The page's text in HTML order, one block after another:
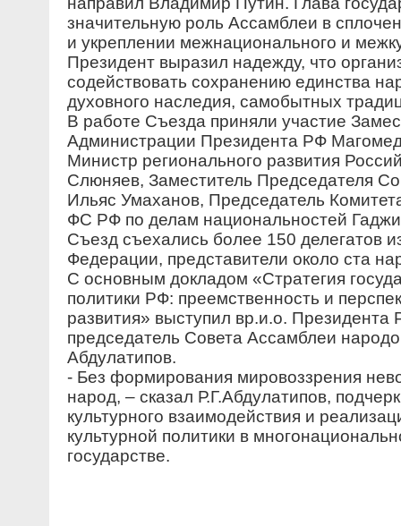
значительную роль Ассамблеи в
и укреплении межнационального и
Президент выразил надежду, что
содействовать сохранению единства
духовного наследия, самобытных
В работе Съезда приняли участие
Администрации Президента РФ
Министр регионального развития
Слюняев, Заместитель Председателя
Ильяс Умаханов, Председатель
ФС РФ по делам национальностей
Съезд съехались более 150 делегатов
Федерации, представители около ста
С основным докладом «Стратегия
политики РФ: преемственность и
развития» выступил вр.и.о. Президента
председатель Совета Ассамблеи
Абдулатипов.
- Без формирования мировоззрения
народ, – сказал Р.Г.Абдулатипов,
культурного взаимодействия и
культурной политики в
государстве.